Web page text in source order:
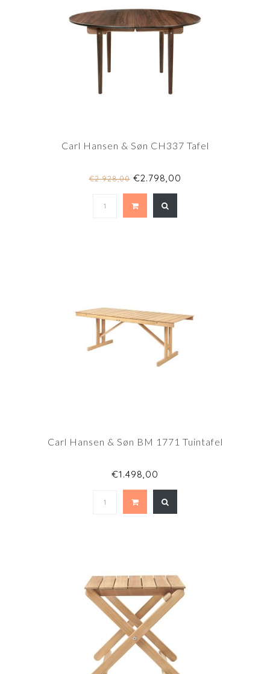
Carl Hansen & Søn CH337 Tafel
€2.928,00€2.798,00
Carl Hansen & Søn BM 1771 Tuintafel
€1.498,00